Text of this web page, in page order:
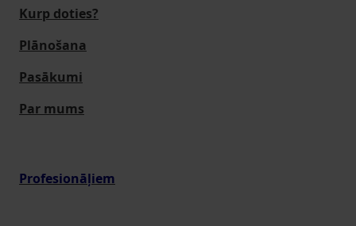
Kurp doties?
Plānošana
Pasākumi
Par mums
Profesionāļiem